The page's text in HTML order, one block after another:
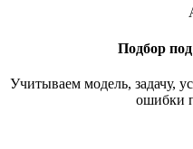
Подбор
Учитываем модель, задачу,
ошибки